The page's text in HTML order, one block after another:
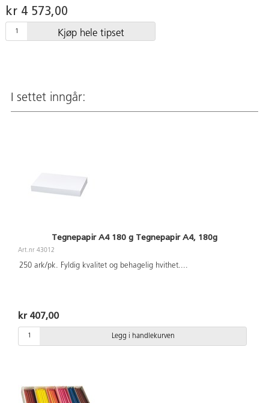
kr 4 573,00
Kjøp hele tipset
I settet inngår:
Tegnepapir A4 180 g Tegnepapir A4, 180g
Art.nr 43012
250 ark/pk. Fyldig kvalitet og behagelig hvithet....
kr 407,00
Legg i handlekurven